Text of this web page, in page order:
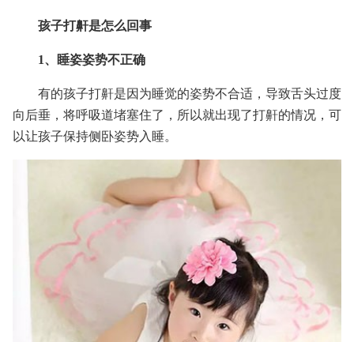
孩子打鼾是怎么回事
1、睡姿姿势不正确
有的孩子打鼾是因为睡觉的姿势不合适，导致舌头过度
向后垂，将呼吸道堵塞住了，所以就出现了打鼾的情况，可
以让孩子保持侧卧姿势入睡。